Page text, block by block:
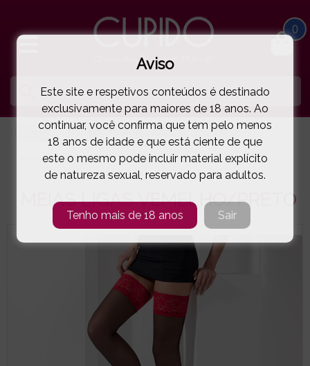
0
LINGERIE E ROUPA MULHER MEIAS
MEIAS LIGAS VEMELHO/PRETO ( 87-ST004VR )
MEIAS LIGAS VEMELHO/PRETO
Aviso
Este site e respetivos conteúdos é destinado
exclusivamente para maiores de 18 anos. Ao
continuar, você confirma que tem pelo menos
18 anos de idade e que está ciente de que
este o mesmo pode incluir material explícito
de natureza sexual, reservado para adultos.
Tenho mais de 18 anos Sair